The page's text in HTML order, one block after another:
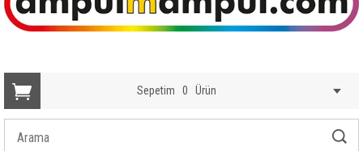
Sepetim 0 Ürün